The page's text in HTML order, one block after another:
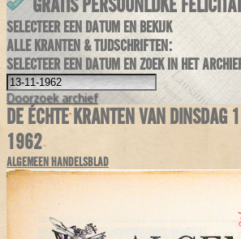
GRATIS PERSOONLIJKE
SELECTEER EEN DATUM EN BEKIJK
ALLE KRANTEN & TIJDSCHRIFTEN:
SELECTEER EEN DATUM EN ZOEK IN HET
Doorzoek archief
DE ÉCHTE KRANTEN VAN DINSDAG
1962
ALGEMEEN HANDELSBLAD